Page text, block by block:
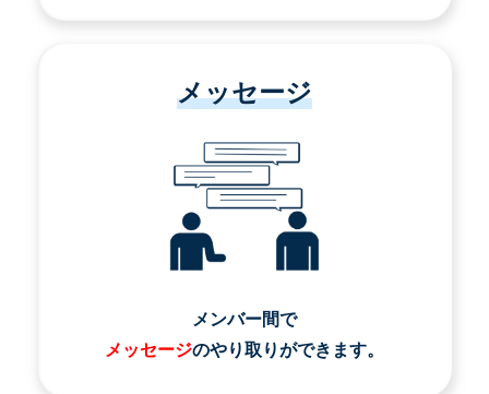
メッセージ
メンバー間で
メッセージのやり取りができます。